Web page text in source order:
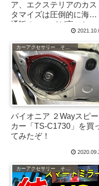
ア、エクステリアのカス
タマイズは圧倒的に海外
通販のコスパが高いとい
パイオニア ２Wayスピー
カー「TS-C1730」を買
てみたぞ！